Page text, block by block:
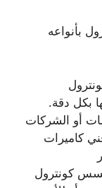
بأنواعه
بكل دقة.
أو الشركات
كاميرات
كونترول